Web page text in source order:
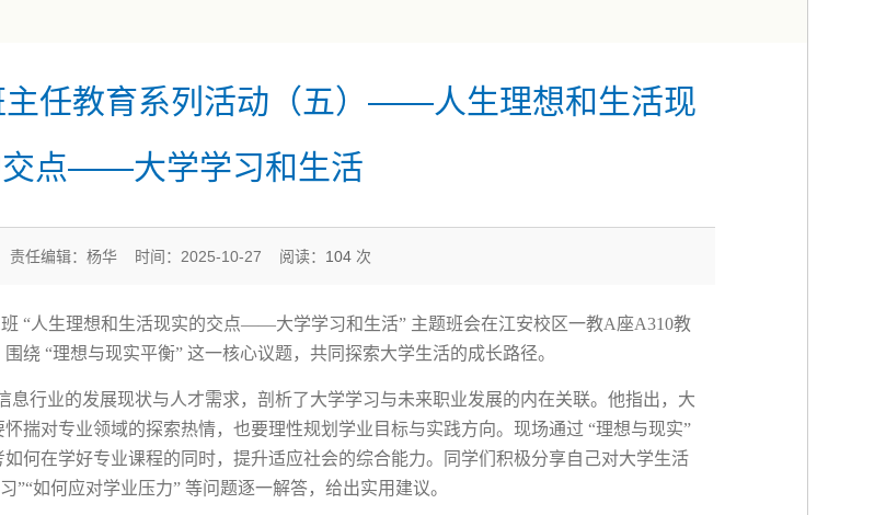
主任教育系列活动（五）——人生理想和生活现
交点——大学学习和生活
任编辑：杨华 时间：2025-10-27 阅读： 104 次
班 “人生理想和生活现实的交点——大学学习和生活” 主题班会在江安校区一教A座A310教
围绕 “理想与现实平衡” 这一核心议题，共同探索大学生活的成长路径。
息行业的发展现状与人才需求，剖析了大学学习与未来职业发展的内在关联。他指出，大
揣对专业领域的探索热情，也要理性规划学业目标与实践方向。现场通过 “理想与现实”
何在学好专业课程的同时，提升适应社会的综合能力。同学们积极分享自己对大学生活
”“如何应对学业压力” 等问题逐一解答，给出实用建议。